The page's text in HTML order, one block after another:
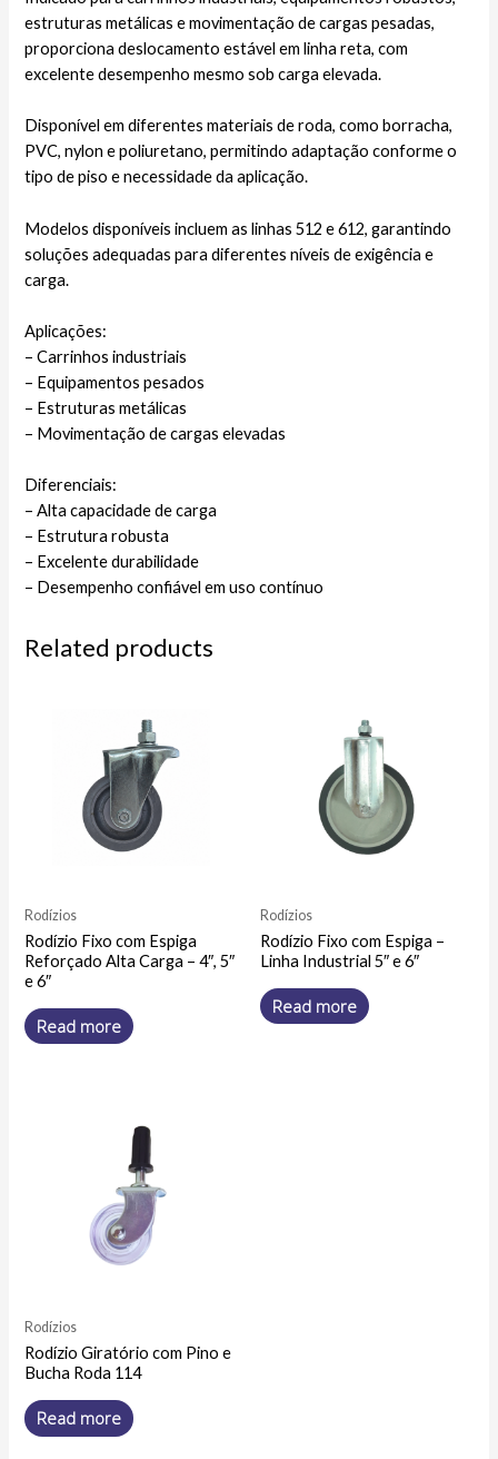
estruturas metálicas e movimentação de cargas pesadas,
proporciona deslocamento estável em linha reta, com
excelente desempenho mesmo sob carga elevada.
Disponível em diferentes materiais de roda, como borracha,
PVC, nylon e poliuretano, permitindo adaptação conforme o
tipo de piso e necessidade da aplicação.
Modelos disponíveis incluem as linhas 512 e 612, garantindo
soluções adequadas para diferentes níveis de exigência e
carga.
Aplicações:
– Carrinhos industriais
– Equipamentos pesados
– Estruturas metálicas
– Movimentação de cargas elevadas
Diferenciais:
– Alta capacidade de carga
– Estrutura robusta
– Excelente durabilidade
– Desempenho confiável em uso contínuo
Related products
Rodízios
Rodízio Fixo com Espiga
Reforçado Alta Carga – 4″, 5″
e 6″
Read more
Rodízios
Rodízio Fixo com Espiga –
Linha Industrial 5″ e 6″
Read more
Rodízios
Rodízio Giratório com Pino e
Bucha Roda 114
Read more